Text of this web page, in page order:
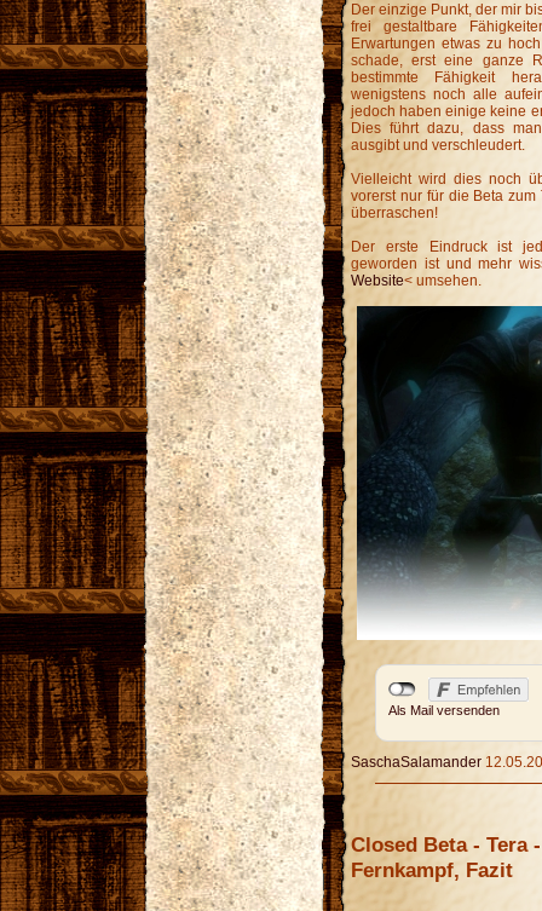
Der einzige Punkt, der mir
frei gestaltbare
Erwartungen etwas zu
schade, erst eine ganze
bestimmte Fähigkeit
wenigstens noch alle
jedoch haben einige keine
Dies führt dazu, dass
ausgibt und verschleudert.
Vielleicht wird dies noch
vorerst nur für die Beta
überraschen!
Der erste Eindruck ist
geworden ist und mehr
Website< umsehen.
Als Mail versenden
SaschaSalamander
Closed Beta - Tera
Fernkampf, Fazit